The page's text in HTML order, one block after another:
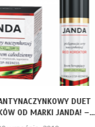
DUET
OD MARKI JANDA! –...